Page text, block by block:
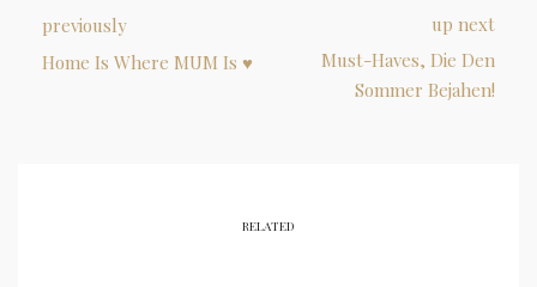
previously
Home Is Where MUM Is ♥
up next
Must-Haves, Die Den
Sommer Bejahen!
RELATED